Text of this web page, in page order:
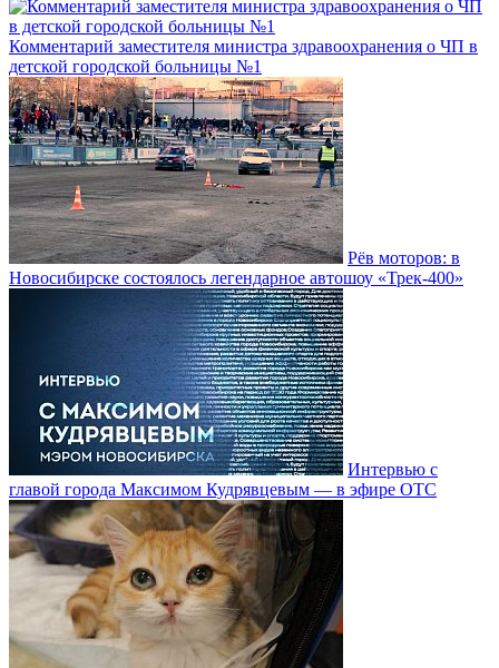
Комментарий заместителя министра здравоохранения о ЧП в
детской городской больницы №1
Рёв моторов: в
Новосибирске состоялось легендарное автошоу «Трек-400»
Интервью с
главой города Максимом Кудрявцевым — в эфире ОТС